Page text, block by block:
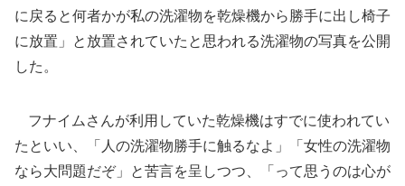
に戻ると何者かが私の洗濯物を乾燥機から勝手に出し椅子
に放置」と放置されていたと思われる洗濯物の写真を公開
した。
フナイムさんが利用していた乾燥機はすでに使われてい
たといい、「人の洗濯物勝手に触るなよ」「女性の洗濯物
なら大問題だぞ」と苦言を呈しつつ、「って思うのは心が